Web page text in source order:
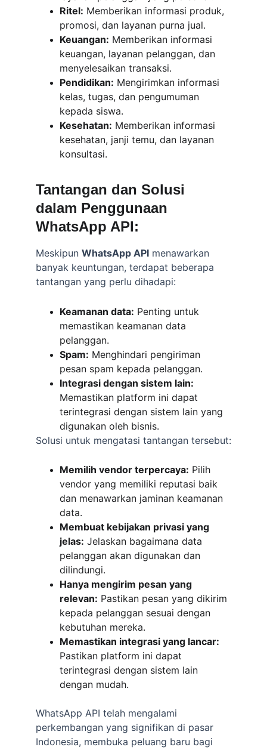
Ritel: Memberikan informasi produk,
promosi, dan layanan purna jual.
Keuangan: Memberikan informasi
keuangan, layanan pelanggan, dan
menyelesaikan transaksi.
Pendidikan: Mengirimkan informasi
kelas, tugas, dan pengumuman
kepada siswa.
Kesehatan: Memberikan informasi
kesehatan, janji temu, dan layanan
konsultasi.
Tantangan dan Solusi
dalam Penggunaan
WhatsApp API:
Meskipun WhatsApp API menawarkan
banyak keuntungan, terdapat beberapa
tantangan yang perlu dihadapi:
Keamanan data: Penting untuk
memastikan keamanan data
pelanggan.
Spam: Menghindari pengiriman
pesan spam kepada pelanggan.
Integrasi dengan sistem lain:
Memastikan platform ini dapat
terintegrasi dengan sistem lain yang
digunakan oleh bisnis.
Solusi untuk mengatasi tantangan tersebut:
Memilih vendor terpercaya: Pilih
vendor yang memiliki reputasi baik
dan menawarkan jaminan keamanan
data.
Membuat kebijakan privasi yang
jelas: Jelaskan bagaimana data
pelanggan akan digunakan dan
dilindungi.
Hanya mengirim pesan yang
relevan: Pastikan pesan yang dikirim
kepada pelanggan sesuai dengan
kebutuhan mereka.
Memastikan integrasi yang lancar:
Pastikan platform ini dapat
terintegrasi dengan sistem lain
dengan mudah.
WhatsApp API telah mengalami
perkembangan yang signifikan di pasar
Indonesia, membuka peluang baru bagi